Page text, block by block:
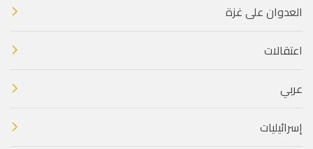
العدوان على غزة
اعتقالات
عربي
إسرائيليات